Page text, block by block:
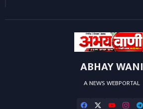
ABHAY WANI
A NEWS WEBPORTAL